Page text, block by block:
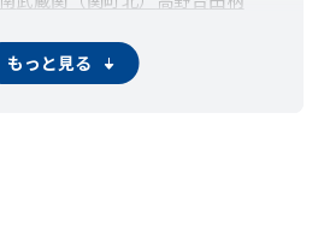
貫井羽沢 早宮
もっと見る